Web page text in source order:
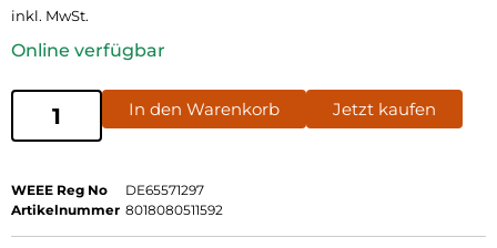
inkl. MwSt.
Online verfügbar
In den Warenkorb Jetzt kaufen
WEEE Reg No
DE65571297
Artikelnummer 8018080511592